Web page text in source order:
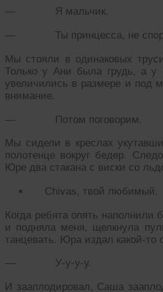
— Я мальчик.
— Ты принцесса, не
Мы стояли в одинаковых
Только у Ани была грудь, а у
увеличились в размере и под
внимание.
— Потом поговорим.
Мы сидели в креслах
полотенце вокруг бедер.
Юре два стакана с виски со
Chivas, твой любимый.
Когда ребята опять наполнили
и подняла меня, щелкнула
танцевать. Юра издал какой-то
— У-у-у-у.
И зааплодировал, Саша